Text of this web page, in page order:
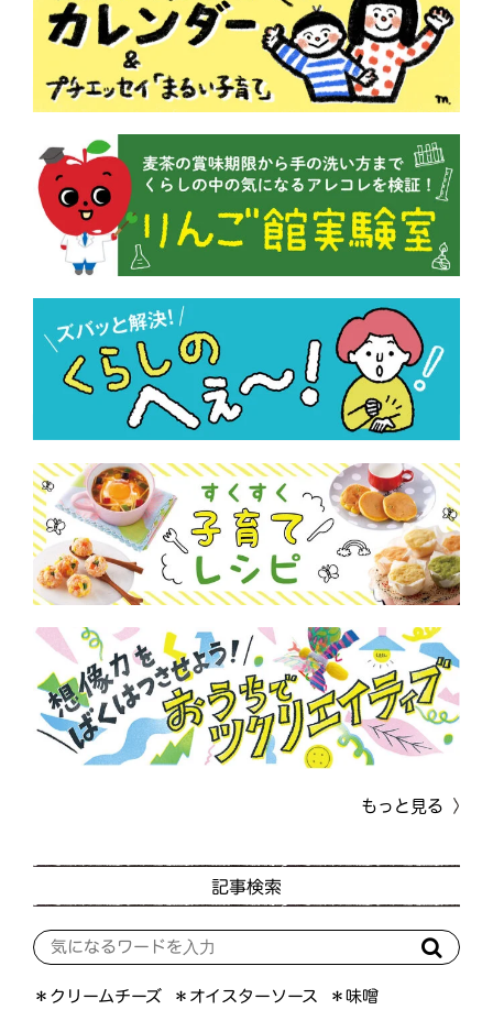
もっと見る
記事検索
＊クリームチーズ ＊オイスターソース ＊味噌